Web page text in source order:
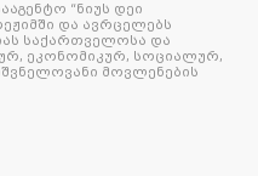
“ნიუს დეი
და ავრცელებს
საქართველოსა და
ეკონომიკურ, სოციალურ,
მოვლენების